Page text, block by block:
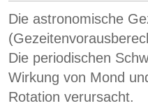
Die astronomische
Die periodischen
Wirkung von Mond
Rotation verursacht.